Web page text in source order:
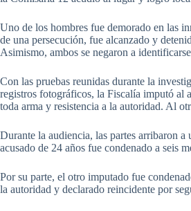
Uno de los hombres fue demorado en las
de una persecución, fue alcanzado y
Asimismo, ambos se negaron a
Con las pruebas reunidas durante la
registros fotográficos, la Fiscalía imputó al
toda arma y resistencia a la autoridad. Al
Durante la audiencia, las partes arribaron
acusado de 24 años fue condenado a seis
Por su parte, el otro imputado fue
la autoridad y declarado reincidente por